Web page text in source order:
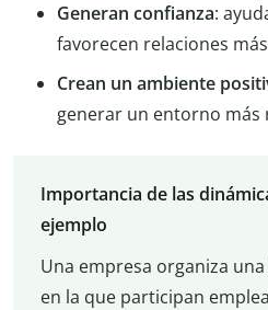
Generan confianza:
favorecen relaciones
Crean un ambiente
generar un entorno más
Importancia de las
ejemplo
Una empresa organiza
en la que participan